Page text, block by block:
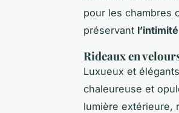
pour les chambres
préservant l’intimité
Rideaux en
Luxueux et
chaleureuse et
lumière extérieure,